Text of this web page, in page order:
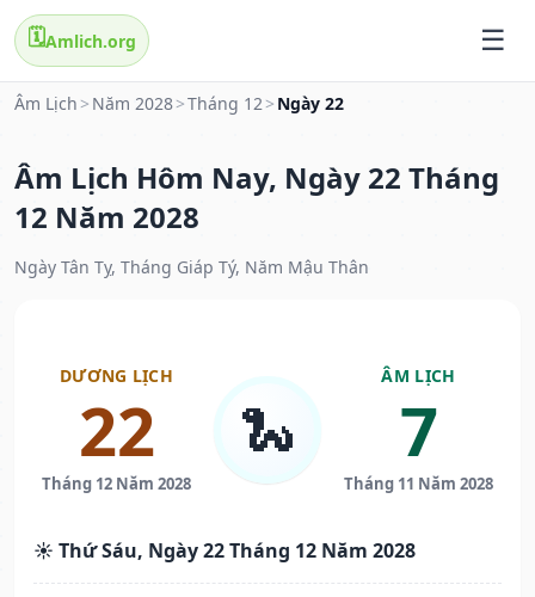
🗓️Amlich.org
Âm Lịch > Năm 2028>Tháng 12> Ngày 22
Âm Lịch Hôm Nay, Ngày 22 Tháng
12 Năm 2028
Ngày Tân Tỵ, Tháng Giáp Tý, Năm Mậu Thân
DƯƠNG LỊCH
22
Tháng 12 Năm 2028
🐍
ÂM LỊCH
7
Tháng 11 Năm 2028
☀️ Thứ Sáu, Ngày 22 Tháng 12 Năm 2028